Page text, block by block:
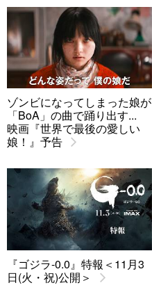
ゾンビになってしまった娘が
「BoA」の曲で踊り出す...
映画『世界で最後の愛しい
娘！』予告
『ゴジラ-0.0』特報＜11月3
日(火・祝)公開＞